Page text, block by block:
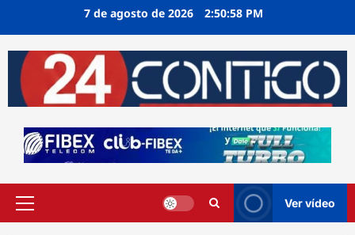
7 de agosto de 2026 2:50:59 PM
Menú
Ver vídeo